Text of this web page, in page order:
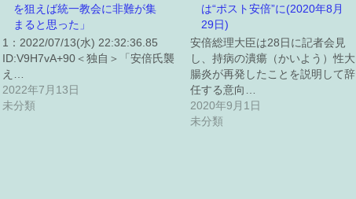
を狙えば統一教会に非難が集
まると思った」
1：2022/07/13(水) 22:32:36.85
ID:V9H7vA+90＜独自＞「安倍氏襲
え…
2022年7月13日
未分類
は“ポスト安倍”に(2020年8月
29日)
安倍総理大臣は28日に記者会見
し、持病の潰瘍（かいよう）性大
腸炎が再発したことを説明して辞
任する意向…
2020年9月1日
未分類